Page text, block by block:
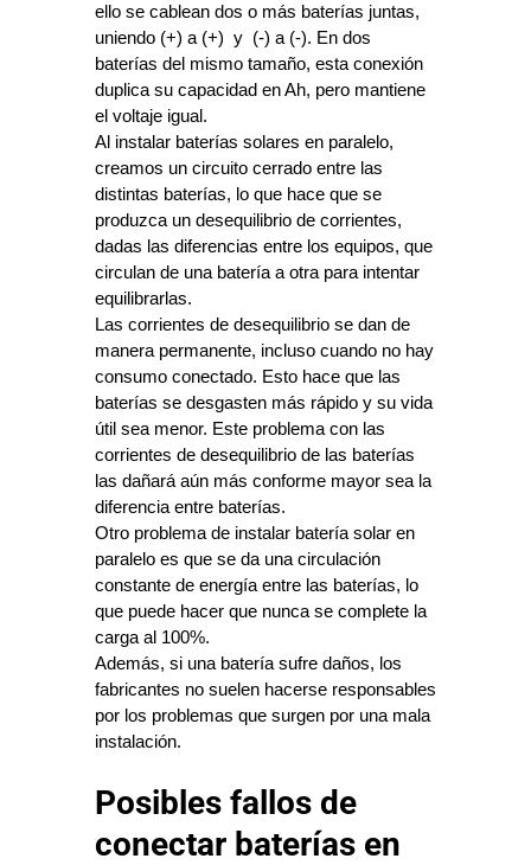
ello se cablean dos o más baterías juntas,
uniendo (+) a (+)  y  (-) a (-). En dos
baterías del mismo tamaño, esta conexión
duplica su capacidad en Ah, pero mantiene
el voltaje igual.
Al instalar baterías solares en paralelo,
creamos un circuito cerrado entre las
distintas baterías, lo que hace que se
produzca un desequilibrio de corrientes,
dadas las diferencias entre los equipos, que
circulan de una batería a otra para intentar
equilibrarlas.
Las corrientes de desequilibrio se dan de
manera permanente, incluso cuando no hay
consumo conectado. Esto hace que las
baterías se desgasten más rápido y su vida
útil sea menor. Este problema con las
corrientes de desequilibrio de las baterías
las dañará aún más conforme mayor sea la
diferencia entre baterías.
Otro problema de instalar batería solar en
paralelo es que se da una circulación
constante de energía entre las baterías, lo
que puede hacer que nunca se complete la
carga al 100%.
Además, si una batería sufre daños, los
fabricantes no suelen hacerse responsables
por los problemas que surgen por una mala
instalación.
Posibles fallos de
conectar baterías en